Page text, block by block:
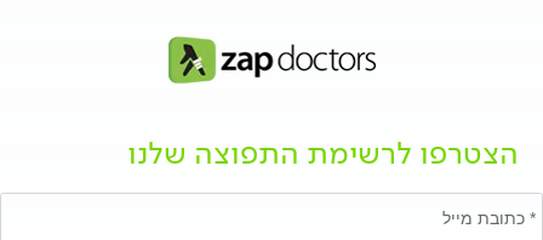
הצטרפו לרשימת התפוצה שלנו